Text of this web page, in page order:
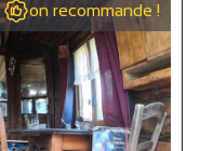
on recommande !